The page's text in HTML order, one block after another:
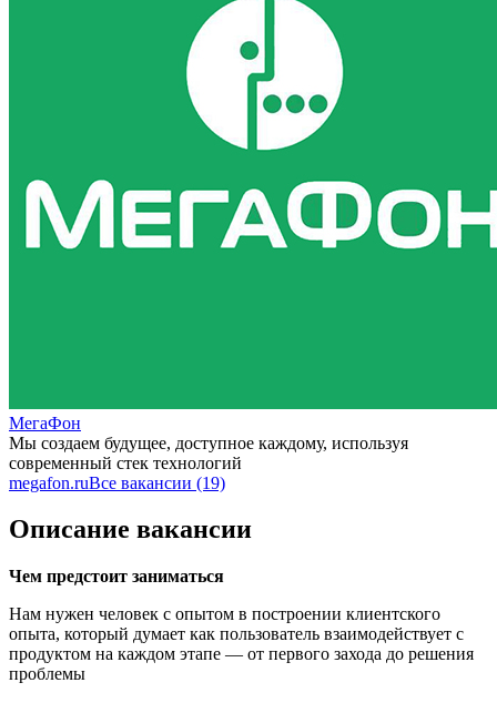
МегаФон
Мы создаем будущее, доступное каждому, используя
современный стек технологий
megafon.ruВсе вакансии (19)
Описание вакансии
Чем предстоит заниматься
Нам нужен человек с опытом в построении клиентского
опыта, который думает как пользователь взаимодействует с
продуктом на каждом этапе — от первого захода до решения
проблемы